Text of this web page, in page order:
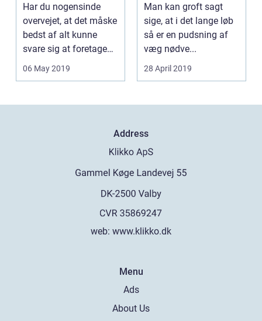
Har du nogensinde
overvejet, at det måske
bedst af alt kunne
svare sig at foretage
pudsning af...
06 May 2019
Man kan groft sagt
sige, at i det lange løb
så er en pudsning af
væg nødve...
28 April 2019
Address
web: www.klikko.dk
Menu
Ads
About Us